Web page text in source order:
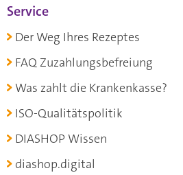
Service
Der Weg Ihres Rezeptes
FAQ Zuzahlungsbefreiung
Was zahlt die Krankenkasse?
ISO-Qualitätspolitik
DIASHOP Wissen
diashop.digital